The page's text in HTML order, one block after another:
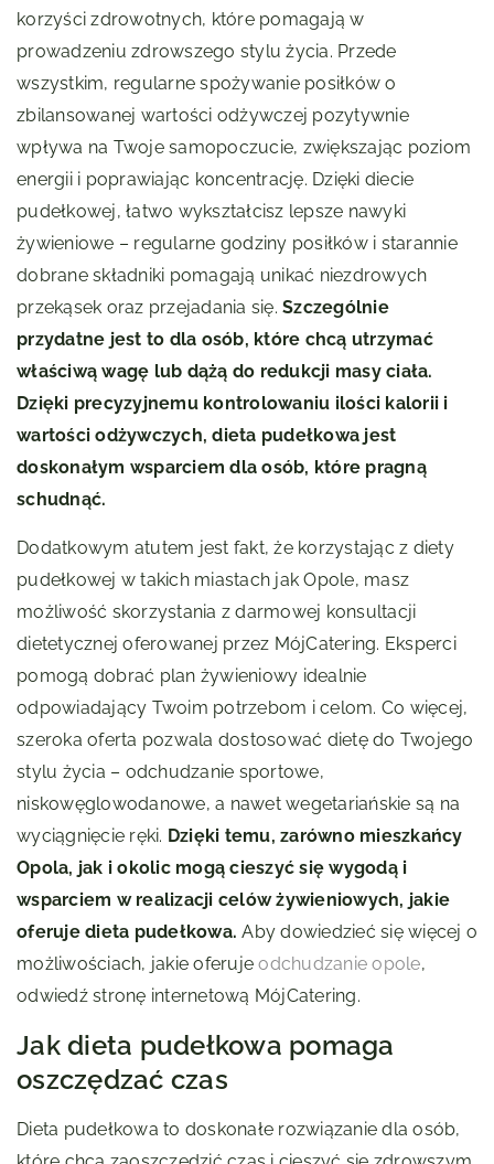
korzyści zdrowotnych, które pomagają w
prowadzeniu zdrowszego stylu życia. Przede
wszystkim, regularne spożywanie posiłków o
zbilansowanej wartości odżywczej pozytywnie
wpływa na Twoje samopoczucie, zwiększając poziom
energii i poprawiając koncentrację. Dzięki diecie
pudełkowej, łatwo wykształcisz lepsze nawyki
żywieniowe – regularne godziny posiłków i starannie
dobrane składniki pomagają unikać niezdrowych
przekąsek oraz przejadania się. Szczególnie
przydatne jest to dla osób, które chcą utrzymać
właściwą wagę lub dążą do redukcji masy ciała.
Dzięki precyzyjnemu kontrolowaniu ilości kalorii i
wartości odżywczych, dieta pudełkowa jest
doskonałym wsparciem dla osób, które pragną
schudnąć.
Dodatkowym atutem jest fakt, że korzystając z diety
pudełkowej w takich miastach jak Opole, masz
możliwość skorzystania z darmowej konsultacji
dietetycznej oferowanej przez MójCatering. Eksperci
pomogą dobrać plan żywieniowy idealnie
odpowiadający Twoim potrzebom i celom. Co więcej,
szeroka oferta pozwala dostosować dietę do Twojego
stylu życia – odchudzanie sportowe,
niskowęglowodanowe, a nawet wegetariańskie są na
wyciągnięcie ręki. Dzięki temu, zarówno mieszkańcy
Opola, jak i okolic mogą cieszyć się wygodą i
wsparciem w realizacji celów żywieniowych, jakie
oferuje dieta pudełkowa. Aby dowiedzieć się więcej o
możliwościach, jakie oferujeodchudzanie opole,
odwiedź stronę internetową MójCatering.
Jak dieta pudełkowa pomaga
oszczędzać czas
Dieta pudełkowa to doskonałe rozwiązanie dla osób,